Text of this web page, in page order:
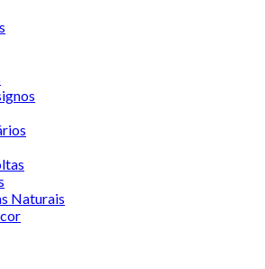
Naturais